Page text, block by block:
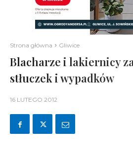
Strona główna Gliwice
Blacharze i lakiernicy
stłuczek i wypadków
16 LUTEGO 2012